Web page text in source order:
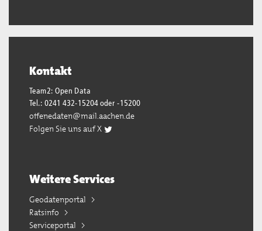
Kontakt
Team2: Open Data
Tel.: 0241 432-15204 oder -15200
offenedaten@mail.aachen.de
Folgen Sie uns auf X
Weitere Services
Geodatenportal
Ratsinfo
Serviceportal